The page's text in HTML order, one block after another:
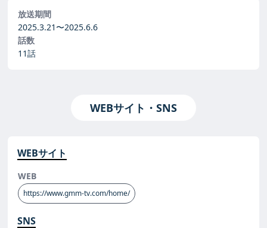
放送期間
2025.3.21〜2025.6.6
話数
11話
WEBサイト・SNS
WEBサイト
WEB
https://www.gmm-tv.com/home/
SNS